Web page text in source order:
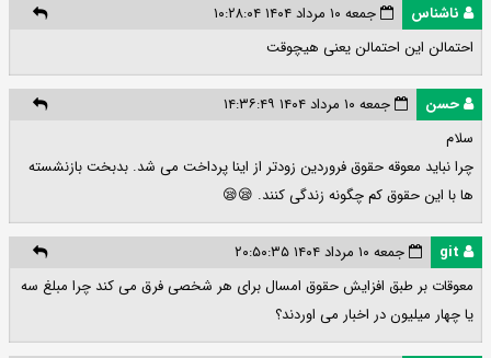
ناشناس
جمعه ۱۰ مرداد ۱۴۰۴ ۱۰:۲۸:۰۴
احتمالن این احتمالن یعنی هیچوقت
حسن
جمعه ۱۰ مرداد ۱۴۰۴ ۱۴:۳۶:۴۹
سلام
چرا نباید معوقه حقوق فروردین زودتر از اینا پرداخت می شد. بدبخت بازنشسته
ها با این حقوق کم چگونه زندگی کنند. 😪😪
جمعه ۱۰ مرداد ۱۴۰۴ ۲۰:۵۰:۳۵
معوقات بر طبق افزایش حقوق امسال برای هر شخصی فرق می کند چرا مبلغ سه
یا چهار میلیون در اخبار می اوردند؟